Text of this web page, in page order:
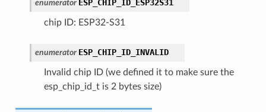
enumerator ESP_CHIP_ID_ESP32S31
chip ID: ESP32-S31
enumerator ESP_CHIP_ID_INVALID
Invalid chip ID (we defined it to make sure the
esp_chip_id_t is 2 bytes size)